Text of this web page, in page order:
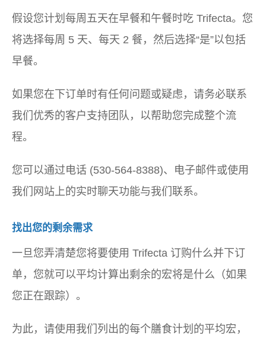
假设您计划每周五天在早餐和午餐时吃 Trifecta。您
将选择每周 5 天、每天 2 餐，然后选择“是”以包括
早餐。
如果您在下订单时有任何问题或疑虑，请务必联系
我们优秀的客户支持团队，以帮助您完成整个流
程。
您可以通过电话 (530-564-8388)、电子邮件或使用
我们网站上的实时聊天功能与我们联系。
找出您的剩余需求
一旦您弄清楚您将要使用 Trifecta 订购什么并下订
单，您就可以平均计算出剩余的宏将是什么（如果
您正在跟踪）。
为此，请使用我们列出的每个膳食计划的平均宏，